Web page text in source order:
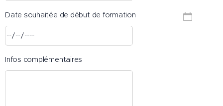
Date souhaitée de début de formation
Infos complémentaires